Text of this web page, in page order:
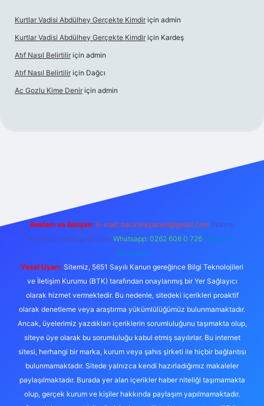
Kurtlar Vadisi Abdülhey Gerçekte Kimdir için admin
Kurtlar Vadisi Abdülhey Gerçekte Kimdir için Kardeş
Atıf Nasıl Belirtilir için admin
Atıf Nasıl Belirtilir için Dağcı
Ac Gozlu Kime Denir için admin
Reklam ve İletişim: E-mail: backlinkpaneli@gmail.com Teams:
forumhizmeti@gmail.com Whatsapp: 0262 606 0 726 Telegram:
@karabul
Yasal Uyarı: Sitemiz, 5651 Sayılı Kanun gereğince Bilgi Teknolojileri
ve İletişim Kurumu (BTK) tarafından onaylanmış bir Yer Sağlayıcı
olarak hizmet vermektedir. Bu nedenle, sitedeki içerikleri proaktif
olarak denetleme veya araştırma yükümlülüğümüz bulunmamaktadır.
Ancak, üyelerimiz yazdıkları içeriklerin sorumluluğunu taşımakta olup,
siteye üye olarak bu sorumluluğu kabul etmiş sayılırlar. Bu internet
sitesi, herhangi bir marka, kurum veya şahıs şirketi ile hiçbir bağlantısı
bulunmamaktadır. Sitede yalnızca kendi hazırladığımız makaleler
paylaşılmaktadır. Burada yer alan içerikler haber niteliği taşımamakta
olup, gerçek kurum ve kişiler hakkında paylaşım yapılmamaktadır.